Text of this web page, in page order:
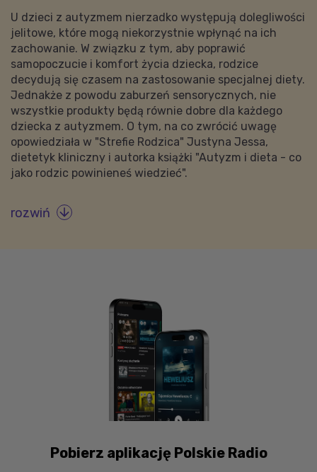
U dzieci z autyzmem nierzadko występują dolegliwości
jelitowe, które mogą niekorzystnie wpłynąć na ich
zachowanie. W związku z tym, aby poprawić
samopoczucie i komfort życia dziecka, rodzice
decydują się czasem na zastosowanie specjalnej diety.
Jednakże z powodu zaburzeń sensorycznych, nie
wszystkie produkty będą równie dobre dla każdego
dziecka z autyzmem. O tym, na co zwrócić uwagę
opowiedziała w "Strefie Rodzica" Justyna Jessa,
dietetyk kliniczny i autorka książki "Autyzm i dieta - co
jako rodzic powinieneś wiedzieć".
rozwiń 
Pobierz aplikację Polskie Radio